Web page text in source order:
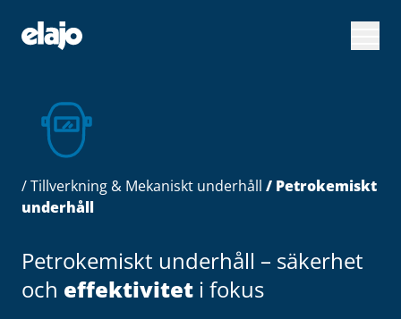
huvudinnehållet
/Tillverkning & Mekaniskt underhåll / Petrokemiskt
underhåll
Petrokemiskt underhåll – säkerhet
och effektivitet i fokus